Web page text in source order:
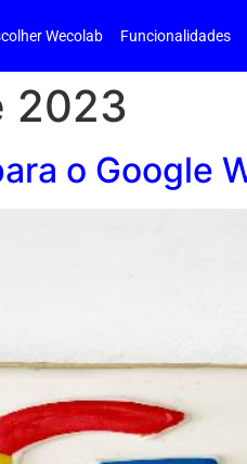
Wecolab Funcionalidades
2023
o Google